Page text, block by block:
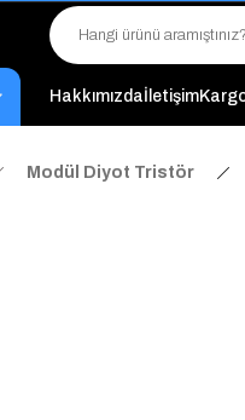
"Saat
Hakkımızdaİletişim
Modül Diyot Tristör